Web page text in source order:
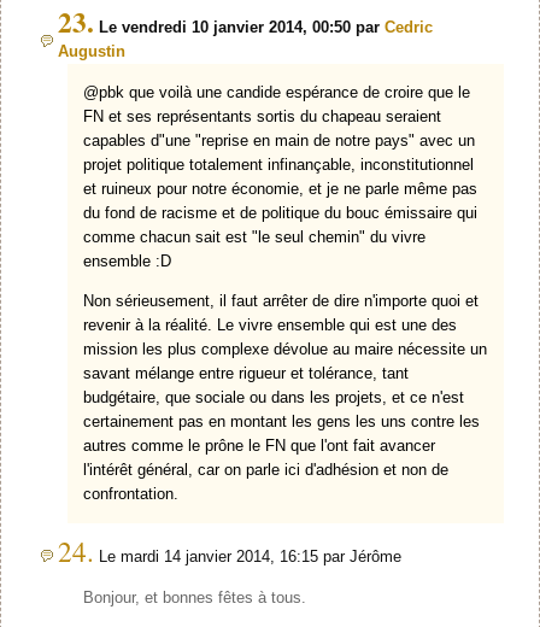
23. Le vendredi 10 janvier 2014, 00:50 par Cedric
Augustin
@pbk que voilà une candide espérance de croire que le
FN et ses représentants sortis du chapeau seraient
capables d"une "reprise en main de notre pays" avec un
projet politique totalement infinançable, inconstitutionnel
et ruineux pour notre économie, et je ne parle même pas
du fond de racisme et de politique du bouc émissaire qui
comme chacun sait est "le seul chemin" du vivre
ensemble :D
Non sérieusement, il faut arrêter de dire n'importe quoi et
revenir à la réalité. Le vivre ensemble qui est une des
mission les plus complexe dévolue au maire nécessite un
savant mélange entre rigueur et tolérance, tant
budgétaire, que sociale ou dans les projets, et ce n'est
certainement pas en montant les gens les uns contre les
autres comme le prône le FN que l'ont fait avancer
l'intérêt général, car on parle ici d'adhésion et non de
confrontation.
24. Le mardi 14 janvier 2014, 16:15 par Jérôme
Bonjour, et bonnes fêtes à tous.